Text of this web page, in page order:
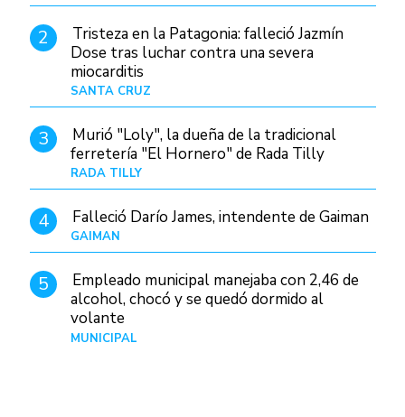
2
Tristeza en la Patagonia: falleció Jazmín
Dose tras luchar contra una severa
miocarditis
SANTA CRUZ
3
Murió "Loly", la dueña de la tradicional
ferretería "El Hornero" de Rada Tilly
RADA TILLY
4 Falleció Darío James, intendente de Gaiman
GAIMAN
5
Empleado municipal manejaba con 2,46 de
alcohol, chocó y se quedó dormido al
volante
MUNICIPAL